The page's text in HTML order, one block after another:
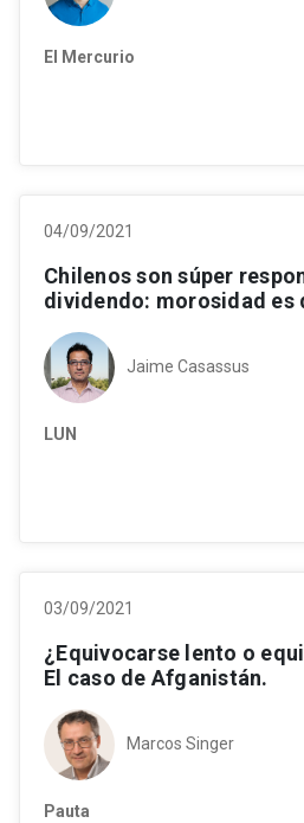
El Mercurio
04/09/2021
Chilenos son súper
dividendo: morosidad es
Jaime Casassus
LUN
03/09/2021
¿Equivocarse lento o
El caso de Afganistán.
Marcos Singer
Pauta